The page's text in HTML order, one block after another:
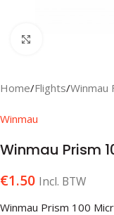
Home Flights Winmau
Winmau
Winmau Prism
€1.50 Incl. BTW
Winmau Prism 100